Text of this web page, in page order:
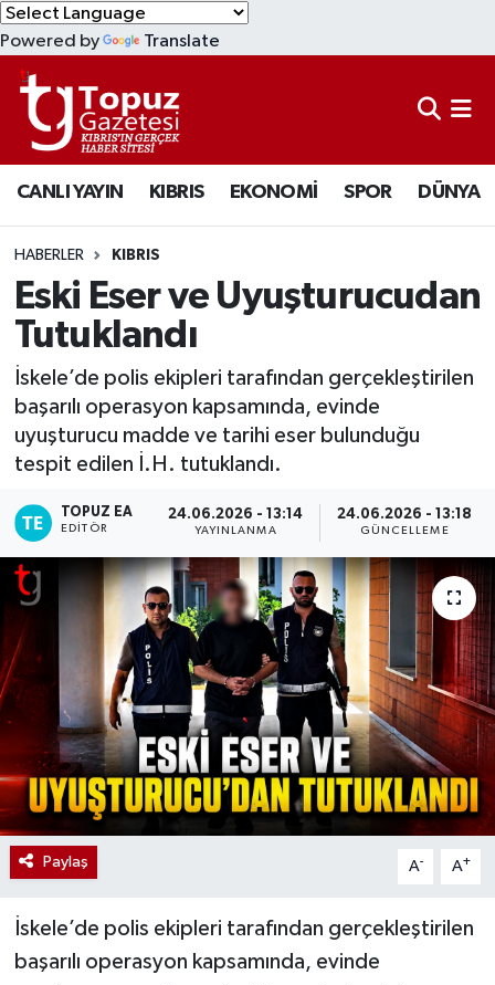
Powered by Translate
CANLI YAYIN KIBRIS EKONOMİ SPOR DÜNYA
HABERLER KIBRIS
Eski Eser ve Uyuşturucudan
Tutuklandı
İskele’de polis ekipleri tarafından gerçekleştirilen
başarılı operasyon kapsamında, evinde
uyuşturucu madde ve tarihi eser bulunduğu
tespit edilen İ.H. tutuklandı.
TOPUZ EA
EDITÖR
24.06.2026 - 13:14
YAYINLANMA
24.06.2026 - 13:18
GÜNCELLEME
Paylaş A- A+
İskele’de polis ekipleri tarafından gerçekleştirilen
başarılı operasyon kapsamında, evinde
KIBRIS
DÜNYA
EKONOMİ
MAGAZİN
SAĞLIK
SPOR
TEKNOLOJİ
Lefkoşa Nöbetçi Eczaneler
Lefkoşa Hava Durumu
Lefkoşa Trafik Yoğunluk Haritası
Süper Lig Puan Durumu ve Fikstür
Tüm Manşetler
Son Dakika Haberleri
Haber Arşivi